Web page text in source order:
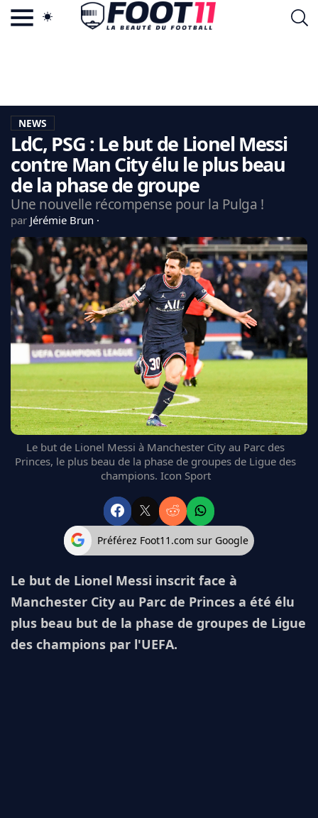
LA CHARTE
VIE PRIVÉE
CGU
CONTACTEZ-NOUS
CDM 2026
EDF
PSG
LIGUE 1
REAL MADRID
FC BARCELONE
MANCHESTER UNITED
CHELSEA
ARSENAL
BAYERN
L'AVIS DE LA RÉDAC'
NEWS
LdC, PSG : Le but de Lionel Messi
contre Man City élu le plus beau
de la phase de groupe
Une nouvelle récompense pour la Pulga !
par Jérémie Brun
Le but de Lionel Messi à Manchester City au Parc des
Princes, le plus beau de la phase de groupes de Ligue des
champions. Icon Sport
Préférez Foot11.com sur Google
Le but de Lionel Messi inscrit face à
Manchester City au Parc de Princes a été élu
plus beau but de la phase de groupes de Ligue
des champions par l'UEFA.